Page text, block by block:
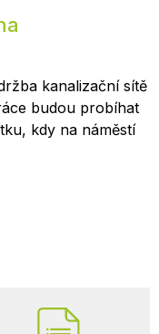
kanalizační sítě
budou probíhat
kdy na náměstí